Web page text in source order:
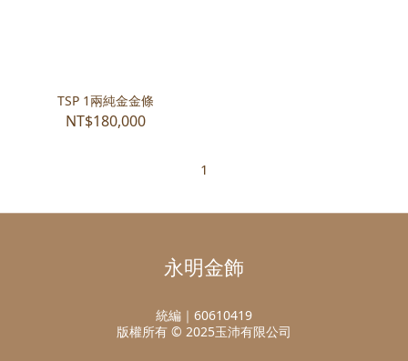
TSP 1兩純金金條
NT$180,000
1
永明金飾
統編｜60610419
版權所有 © 2025玉沛有限公司